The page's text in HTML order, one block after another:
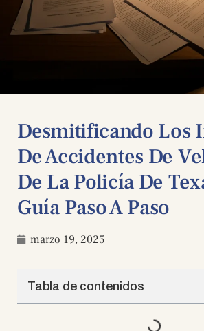
Desmitificando Los
De Accidentes De
De La Policía De
Guía Paso A Paso
marzo 19, 2025
Tabla de contenidos